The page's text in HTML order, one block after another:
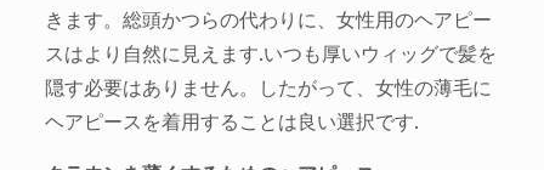
きます。総頭かつらの代わりに、女性用のヘアピー
スはより自然に見えます.いつも厚いウィッグで髪を
隠す必要はありません。したがって、女性の薄毛に
ヘアピースを着用することは良い選択です.